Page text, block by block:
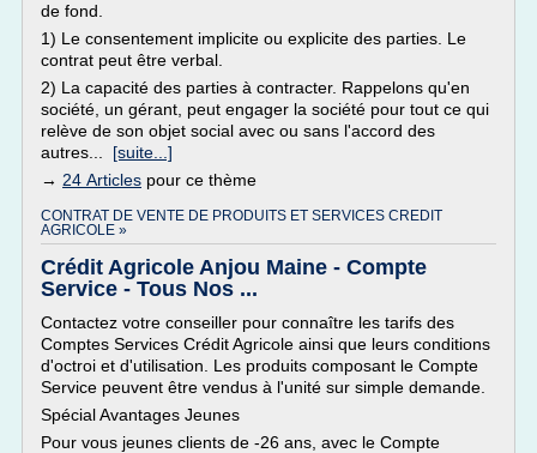
de fond.
1) Le consentement implicite ou explicite des parties. Le
contrat peut être verbal.
2) La capacité des parties à contracter. Rappelons qu'en
société, un gérant, peut engager la société pour tout ce qui
relève de son objet social avec ou sans l'accord des
autres... [suite...]
→ 24 Articles pour ce thème
CONTRAT DE VENTE DE PRODUITS ET SERVICES CREDIT
AGRICOLE »
Crédit Agricole Anjou Maine - Compte
Service - Tous Nos ...
Contactez votre conseiller pour connaître les tarifs des
Comptes Services Crédit Agricole ainsi que leurs conditions
d'octroi et d'utilisation. Les produits composant le Compte
Service peuvent être vendus à l'unité sur simple demande.
Spécial Avantages Jeunes
Pour vous jeunes clients de -26 ans, avec le Compte